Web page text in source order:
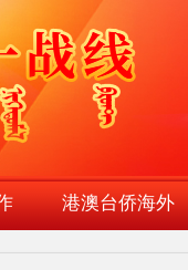
港澳台侨海外